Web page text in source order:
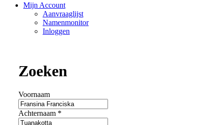
Mijn Account
Aanvraaglijst
Namenmonitor
Inloggen
Zoeken
Voornaam
Achternaam *